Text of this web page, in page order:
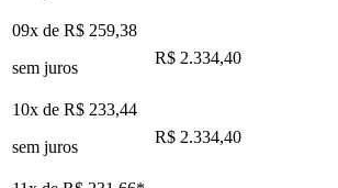
09x de R$ 259,38
sem juros
R$ 2.334,40
10x de R$ 233,44
sem juros
R$ 2.334,40